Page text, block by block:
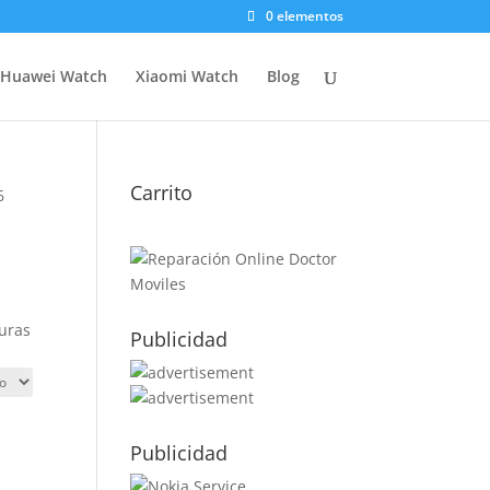
0 elementos
Huawei Watch Xiaomi Watch Blog
Carrito
Publicidad
Publicidad